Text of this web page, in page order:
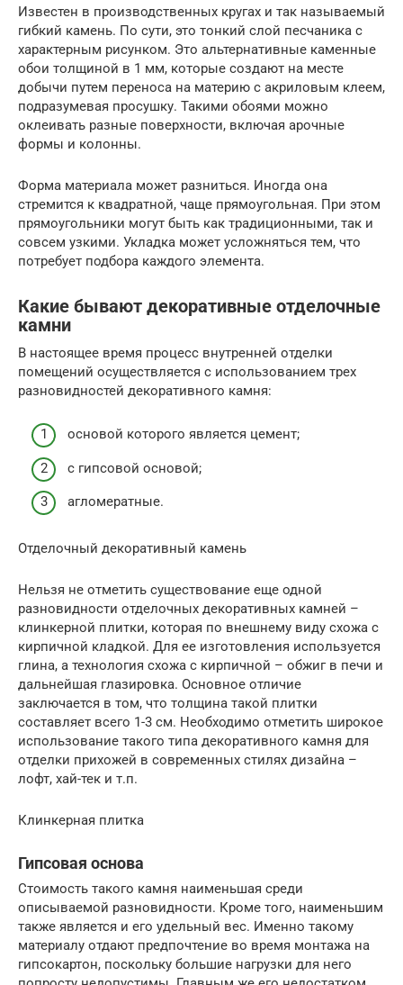
Известен в производственных кругах и так называемый
гибкий камень. По сути, это тонкий слой песчаника с
характерным рисунком. Это альтернативные каменные
обои толщиной в 1 мм, которые создают на месте
добычи путем переноса на материю с акриловым клеем,
подразумевая просушку. Такими обоями можно
оклеивать разные поверхности, включая арочные
формы и колонны.
Форма материала может разниться. Иногда она
стремится к квадратной, чаще прямоугольная. При этом
прямоугольники могут быть как традиционными, так и
совсем узкими. Укладка может усложняться тем, что
потребует подбора каждого элемента.
Какие бывают декоративные отделочные
камни
В настоящее время процесс внутренней отделки
помещений осуществляется с использованием трех
разновидностей декоративного камня:
основой которого является цемент;
с гипсовой основой;
агломератные.
Отделочный декоративный камень
Нельзя не отметить существование еще одной
разновидности отделочных декоративных камней –
клинкерной плитки, которая по внешнему виду схожа с
кирпичной кладкой. Для ее изготовления используется
глина, а технология схожа с кирпичной – обжиг в печи и
дальнейшая глазировка. Основное отличие
заключается в том, что толщина такой плитки
составляет всего 1-3 см. Необходимо отметить широкое
использование такого типа декоративного камня для
отделки прихожей в современных стилях дизайна –
лофт, хай-тек и т.п.
Клинкерная плитка
Гипсовая основа
Стоимость такого камня наименьшая среди
описываемой разновидности. Кроме того, наименьшим
также является и его удельный вес. Именно такому
материалу отдают предпочтение во время монтажа на
гипсокартон, поскольку большие нагрузки для него